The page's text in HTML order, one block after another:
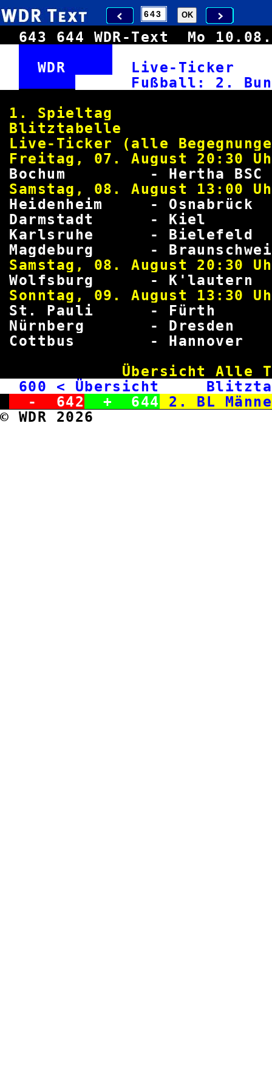
643 644 WDR-Text Mo
WDR
Live-Ticker
Fußball: 2.
1.
Live-Ticker (alle
Freitag, 07. August
Bochum - Hertha
Samstag, 08. August
Heidenheim -
Darmstadt -
Karlsruhe -
Magdeburg -
Samstag, 08. August
Wolfsburg -
Sonntag, 09. August
St. Pauli -
Nürnberg -
Cottbus -
Übersicht Alle
600 < Übersicht
- 642 + 644
2. BL
© WDR 2026